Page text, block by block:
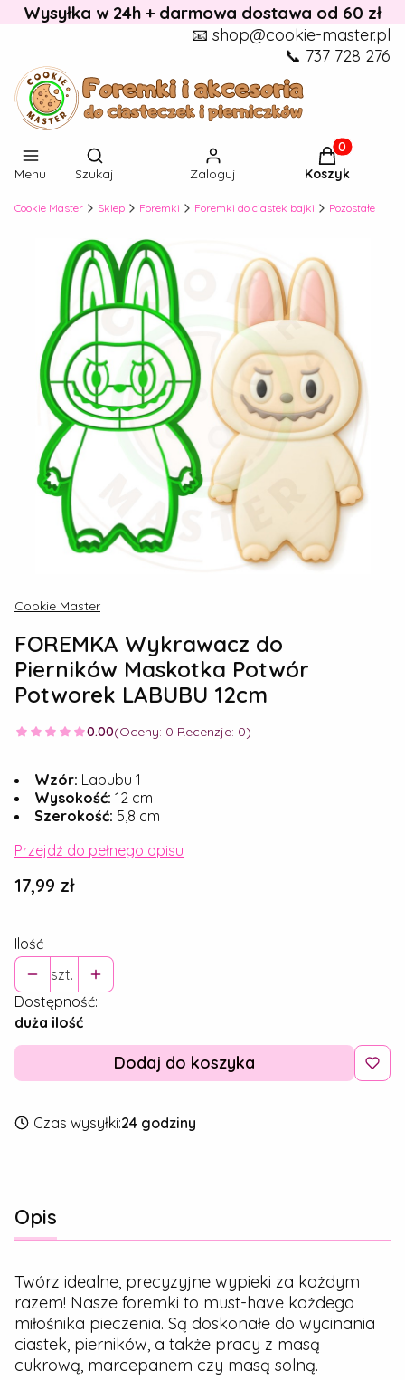
Wysyłka w 24h + darmowa dostawa od 60 zł
📧 shop@cookie-master.pl
📞 737 728 276
Menu
Otwórz wyszukiwarkę
Szukaj Zaloguj
Produkty w
Koszyk
Cookie Master Sklep Foremki Foremki do ciastek bajki Pozostałe
Cookie Master
FOREMKA Wykrawacz do
Pierników Maskotka Potwór
Potworek LABUBU 12cm
0.00(Oceny: 0 Recenzje: 0)
Wzór: Labubu 1
Wysokość: 12 cm
Szerokość: 5,8 cm
Przejdź do pełnego opisu
Cena
17,99 zł
Ilość
szt.
Dostępność:
duża ilość
Dodaj do koszyka
Czas wysyłki:24 godziny
Opis
Twórz idealne, precyzyjne wypieki za każdym
razem! Nasze foremki to must-have każdego
miłośnika pieczenia. Są doskonałe do wycinania
ciastek, pierników, a także pracy z masą
cukrową, marcepanem czy masą solną.